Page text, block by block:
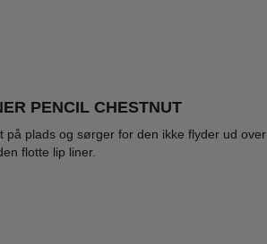
PENCIL CHESTNUT
plads og sørger for den ikke flyder ud over
flotte lip liner.